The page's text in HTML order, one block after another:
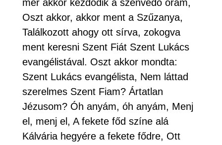
mer akkor kezdődik a szenvedő órám,
Oszt akkor, akkor ment a Szűzanya,
Találkozott ahogy ott sírva, zokogva
ment keresni Szent Fiát Szent Lukács
evangélistával. Oszt akkor mondta:
Szent Lukács evangélista, Nem láttad
szerelmes Szent Fiam? Ártatlan
Jézusom? Óh anyám, óh anyám, Menj
el, menj el, A fekete főd színe alá
Kálvária hegyére a fekete fődre, Ott